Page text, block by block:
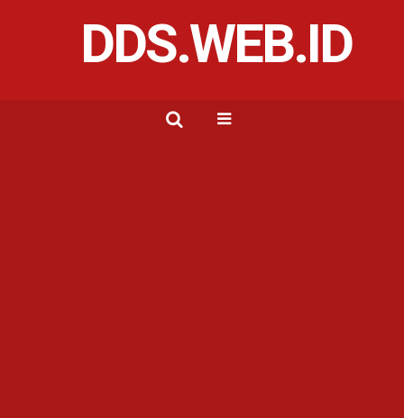
DDS.WEB.ID